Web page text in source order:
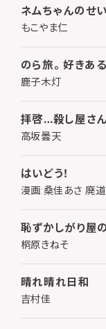
ネムちゃんのせ
もこやま仁
のら旅。 好きあ
鹿子木灯
拝啓…殺し屋さ
高坂曇天
はいどう！
漫画:桑佳あさ 廃
恥ずかしがり屋
桐原きねそ
晴れ晴れ日和
吉村佳